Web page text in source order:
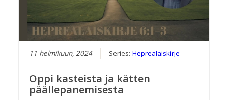
11 helmikuun, 2024 Series:Heprealaiskirje
Oppi kasteista ja kätten
päällepanemisesta